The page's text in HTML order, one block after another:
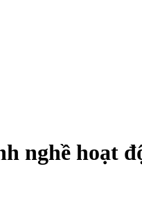
nghề hoạt